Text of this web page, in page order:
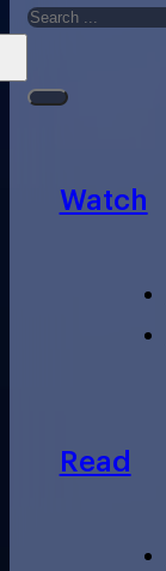
Watch
Read